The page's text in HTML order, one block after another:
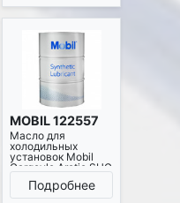
MOBIL 122557
Масло для
холодильных
установок Mobil
Gargoyle Arctic SHC
228 208 л
Подробнее